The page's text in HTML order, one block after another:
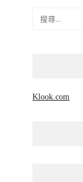
Klook.com